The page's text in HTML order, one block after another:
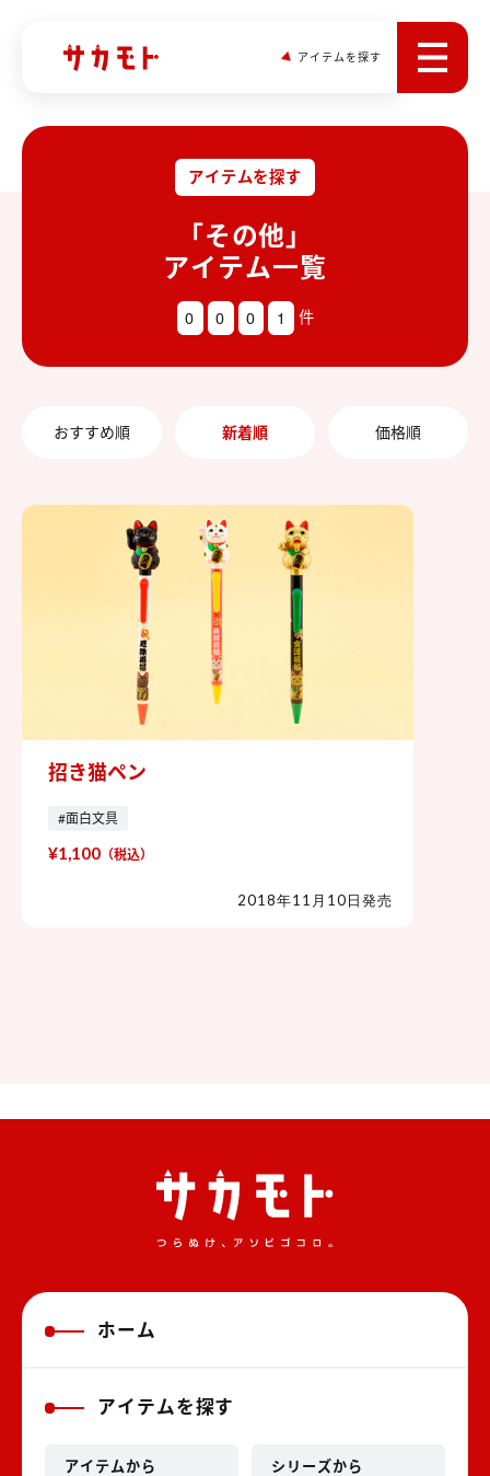
アイテムを探す
アイテムを探す
「その他」
アイテム一覧
0 0 0 1 件
おすすめ順 新着順 価格順
招き猫ペン
招き猫ペン
#面白文具
¥1,100 （税込）
2018年11月10日発売
ホーム
アイテムを探す
アイテムから シリーズから